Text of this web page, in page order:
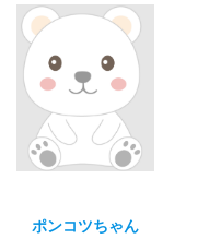
ポンコツちゃん